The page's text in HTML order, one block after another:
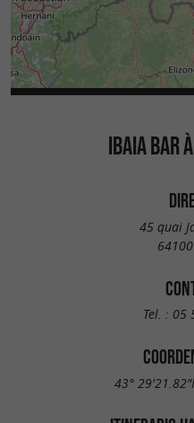
IBAIA BAR
45 quai
Tel. : 05
43°